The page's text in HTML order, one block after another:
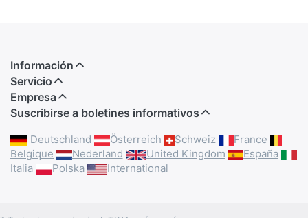
Información
Servicio
Empresa
Suscribirse a boletines informativos
Deutschland Österreich Schweiz
France
Belgique
Nederland United Kingdom
España
Italia
Polska International